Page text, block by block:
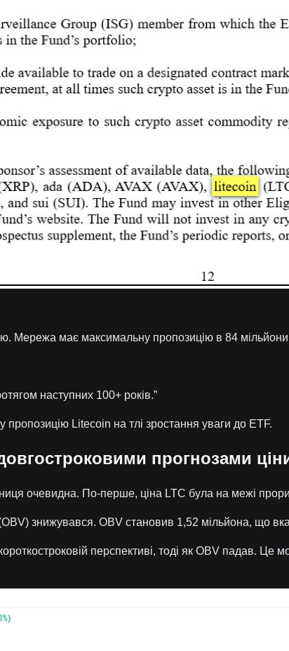
Мережа має максимальну пропозицію в 84
наступних 100+ років.”
пропозицію Litecoin на тлі зростання уваги до ETF.
прогнозами
очевидна. По-перше, ціна LTC була на межі
знижувався. OBV становив 1,52 мільйона, що
перспективі, тоді як OBV падав. Це